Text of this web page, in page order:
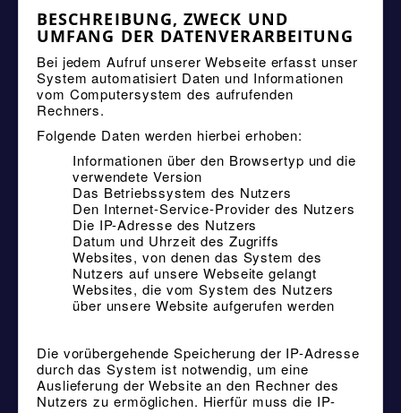
BESCHREIBUNG, ZWECK UND
UMFANG DER DATENVERARBEITUNG
Bei jedem Aufruf unserer Webseite erfasst unser
System automatisiert Daten und Informationen
vom Computersystem des aufrufenden
Rechners.
Folgende Daten werden hierbei erhoben:
Informationen über den Browsertyp und die
verwendete Version
Das Betriebssystem des Nutzers
Den Internet-Service-Provider des Nutzers
Die IP-Adresse des Nutzers
Datum und Uhrzeit des Zugriffs
Websites, von denen das System des
Nutzers auf unsere Webseite gelangt
Websites, die vom System des Nutzers
über unsere Website aufgerufen werden
Die vorübergehende Speicherung der IP-Adresse
durch das System ist notwendig, um eine
Auslieferung der Website an den Rechner des
Nutzers zu ermöglichen. Hierfür muss die IP-